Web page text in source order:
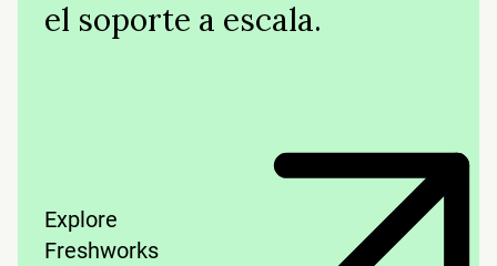
el soporte a escala.
Explore
Freshworks